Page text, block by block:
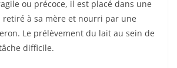
ou précoce, il est placé dans une
retiré à sa mère et nourri par une
Le prélèvement du lait au sein de
difficile.